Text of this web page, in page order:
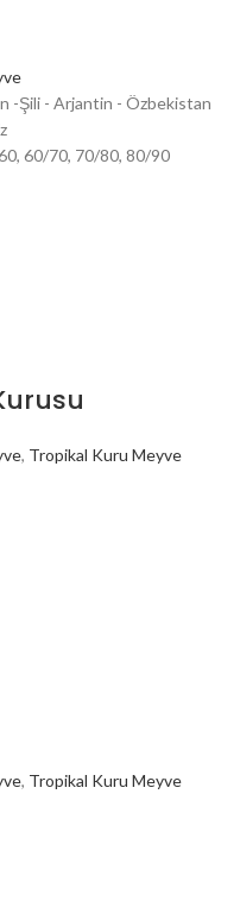
-Şili - Arjantin - Özbekistan
60/70, 70/80, 80/90
, Tropikal Kuru Meyve
, Tropikal Kuru Meyve